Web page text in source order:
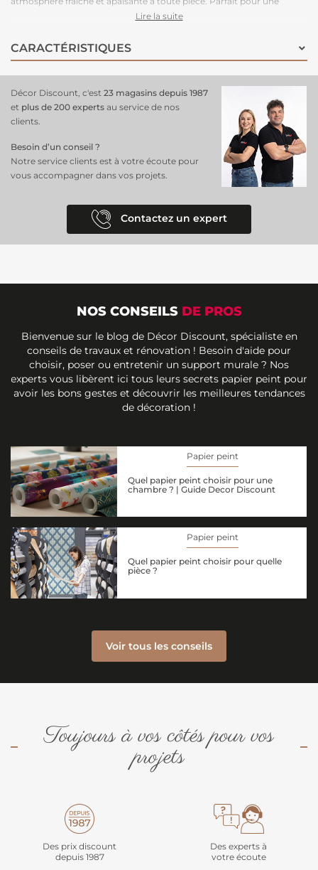
chambre, un salon ou une salle à manger, ce
idéal pour ceux qui recherchent une décoration raffinée et inspirante.
Lire la suite
CARACTÉRISTIQUES
Décor Discount, c'est 23 magasins depuis 1987
et plus de 200 experts au service de nos
clients.
Besoin d’un conseil ?
Notre service clients est à votre écoute pour
vous accompagner dans vos projets.
Contactez un expert
NOS CONSEILS DE PROS
Bienvenue sur le blog de Décor Discount, spécialiste en
conseils de travaux et rénovation ! Besoin d'aide pour
choisir, poser ou entretenir un support murale ? Nos
experts vous libèrent ici tous leurs secrets papier peint pour
avoir les bons gestes et découvrir les meilleures tendances
de décoration !
Papier peint
Quel papier peint choisir pour une
chambre ? | Guide Decor Discount
Papier peint
Quel papier peint choisir pour quelle
pièce ?
Voir tous les conseils
Toujours à vos côtés pour vos
projets
Des prix discount
depuis 1987
Des experts à
votre écoute